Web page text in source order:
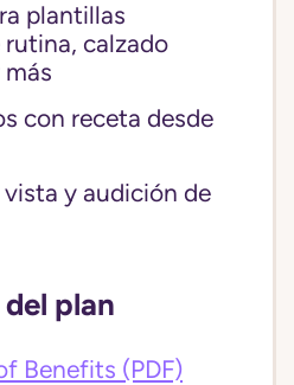
plantillas
calzado
con receta desde
vista y audición de
plan
Benefits (PDF)